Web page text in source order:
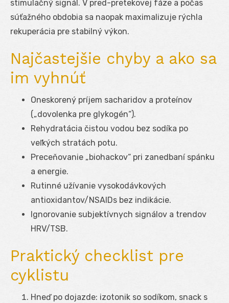
stimulačný signál. V pred-pretekovej fáze a počas
súťažného obdobia sa naopak maximalizuje rýchla
rekuperácia pre stabilný výkon.
Najčastejšie chyby a ako sa
im vyhnúť
Oneskorený príjem sacharidov a proteínov
(„dovolenka pre glykogén“).
Rehydratácia čistou vodou bez sodíka po
veľkých stratách potu.
Preceňovanie „biohackov“ pri zanedbaní spánku
a energie.
Rutinné užívanie vysokodávkových
antioxidantov/NSAIDs bez indikácie.
Ignorovanie subjektívnych signálov a trendov
HRV/TSB.
Praktický checklist pre
cyklistu
Hneď po dojazde: izotonik so sodíkom, snack s